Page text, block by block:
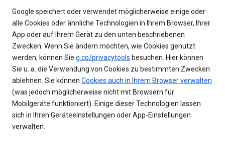
Google speichert oder verwendet möglicherweise einige oder
alle Cookies oder ähnliche Technologien in Ihrem Browser, Ihrer
App oder auf Ihrem Gerät zu den unten beschriebenen
Zwecken. Wenn Sie ändern möchten, wie Cookies genutzt
werden, können Sie g.co/privacytools besuchen. Hier können
Sie u. a. die Verwendung von Cookies zu bestimmten Zwecken
ablehnen. Sie können Cookies auch in Ihrem Browser verwalten
(was jedoch möglicherweise nicht mit Browsern für
Mobilgeräte funktioniert). Einige dieser Technologien lassen
sich in Ihren Geräteeinstellungen oder App-Einstellungen
verwalten.